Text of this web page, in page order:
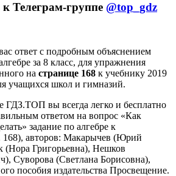
Телеграм-группе @top_gdz
ответ c подробным объяснением
за 8 класс, для упражнения
на странице 168 к учебнику 2019
учащихся школ и гимназий.
ГДЗ.ТОП вы всегда легко и бесплатно
ответом на вопрос «Как
задание по алгебре к
авторов: Макарычев (Юрий
Григорьевна), Нешков
Суворова (Светлана Борисовна),
пособия издательства Просвещение.